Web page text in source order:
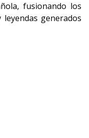
fusionando los
generados